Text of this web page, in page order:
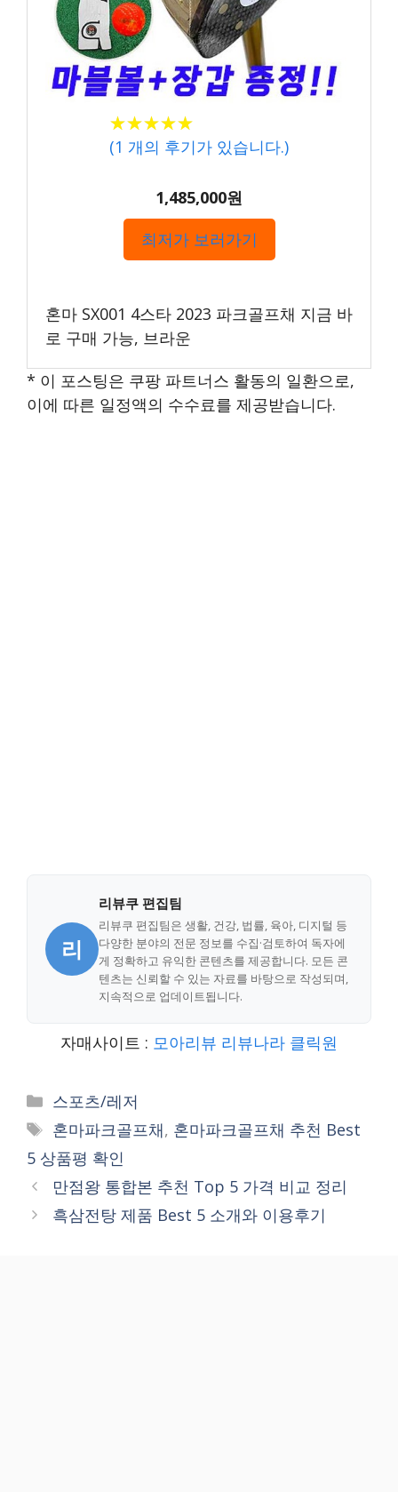
★★★★★
★★★★★
(1 개의 후기가 있습니다.)
1,485,000원
최저가 보러가기
혼마 SX001 4스타 2023 파크골프채 지금 바
로 구매 가능, 브라운
* 이 포스팅은 쿠팡 파트너스 활동의 일환으로,
이에 따른 일정액의 수수료를 제공받습니다.
리
리뷰쿠 편집팀
리뷰쿠 편집팀은 생활, 건강, 법률, 육아, 디지털 등
다양한 분야의 전문 정보를 수집·검토하여 독자에
게 정확하고 유익한 콘텐츠를 제공합니다. 모든 콘
텐츠는 신뢰할 수 있는 자료를 바탕으로 작성되며,
지속적으로 업데이트됩니다.
자매사이트 : 모아리뷰 리뷰나라 클릭원
Categories
스포츠/레저
Tags
혼마파크골프채, 혼마파크골프채 추천 Best
5 상품평 확인
만점왕 통합본 추천 Top 5 가격 비교 정리
흑삼전탕 제품 Best 5 소개와 이용후기